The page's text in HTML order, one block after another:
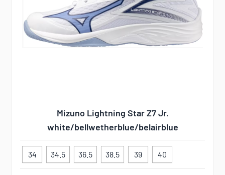
Mizuno Lightning Star Z7 Jr.
white/bellwetherblue/belairblue
34 34.5 36.5 38.5 39 40